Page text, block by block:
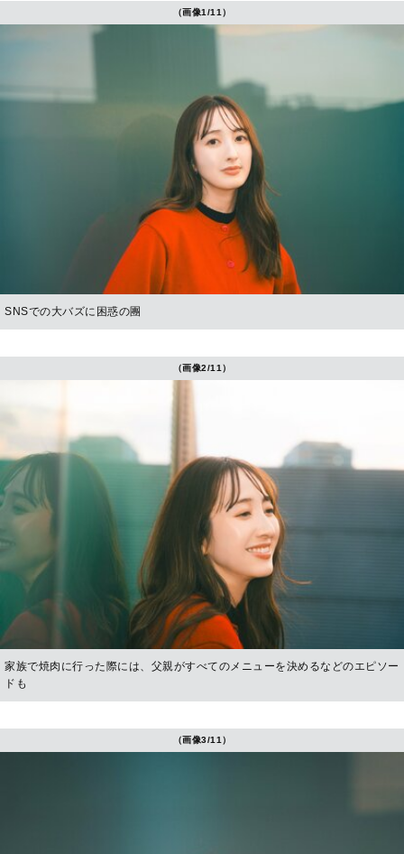
（画像1/11）
SNSでの大バズに困惑の團
（画像2/11）
家族で焼肉に行った際には、父親がすべてのメニューを決めるなどのエピソー
ドも
（画像3/11）